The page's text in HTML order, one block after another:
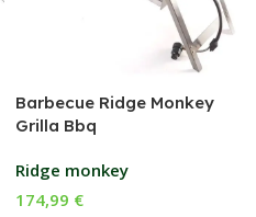
Barbecue Ridge Monkey
Grilla Bbq
Ridge monkey
174,99 €